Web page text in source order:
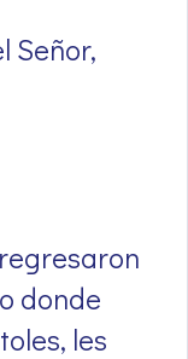
Señor,
donde
les